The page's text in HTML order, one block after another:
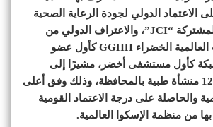
الاعتماد الدولي لجودة الرعاية الصحية
من اللجنة الدولية المشتركة “JCI”، والاعتراف الدولي من
شبكة المستشفيات العالمية الخضراء GGHH كأول عضو
كأول مستشفى أخضر، مشيرًا إلى
الاعتماد المبدئي لـ 12 منشأة طبية بالمحافظة، وذلك وفق أعلى
والحاصلة على درجة الاعتماد القومية